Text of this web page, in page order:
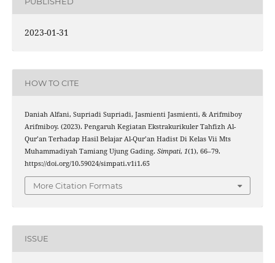
2023-01-31
HOW TO CITE
Daniah Alfani, Supriadi Supriadi, Jasmienti Jasmienti, & Arifmiboy
Arifmiboy. (2023). Pengaruh Kegiatan Ekstrakurikuler Tahfizh Al-
Qur’an Terhadap Hasil Belajar Al-Qur’an Hadist Di Kelas Vii Mts
Muhammadiyah Tamiang Ujung Gading. Simpati, 1(1), 66–79.
https://doi.org/10.59024/simpati.v1i1.65
More Citation Formats
ISSUE